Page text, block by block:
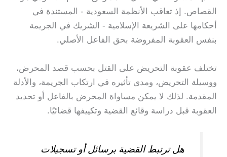
القصاص. إذ تعاقب الأنظمة السعودية - المستندة في
أحكامها على الشريعة الإسلامية - الشريك في الجريمة
بنفس العقوبة المفروضة بحق الفاعل الأصلي.
تختلف عقوبة التحريض على القتل بحسب قصد المحرض،
ووسيلة التحريض، ومدى تأثيره في ارتكاب الجريمة، والأدلة
المقدمة. لذلك لا يمكن مساواة المحرض بالفاعل أو تحديد
العقوبة قبل دراسة وقائع القضية وتكييفها قضائيًا.
هل ترتبط القضية برسائل أو تسجيلات